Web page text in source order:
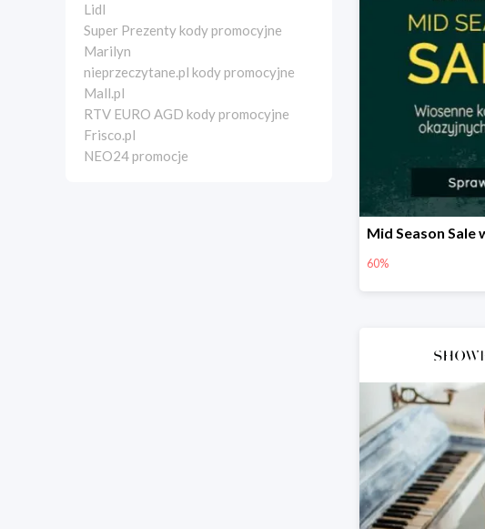
Lidl
Super Prezenty kody promocyjne
Marilyn
nieprzeczytane.pl kody promocyjne
Mall.pl
RTV EURO AGD kody promocyjne
Frisco.pl
NEO24 promocje
60%